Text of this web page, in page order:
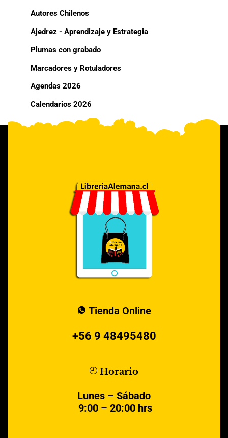
Autores Chilenos
Ajedrez - Aprendizaje y Estrategia
Plumas con grabado
Marcadores y Rotuladores
Agendas 2026
Calendarios 2026
Tienda Online
+56 9 48495480
Horario
Lunes – Sábado
9:00 – 20:00 hrs